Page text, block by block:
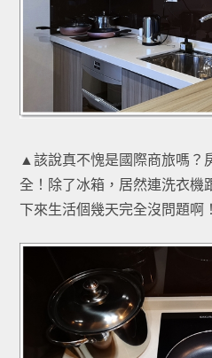
▲該說真不愧是國際商旅嗎？
全！除了冰箱，居然連洗衣機
下來生活個幾天完全沒問題啊！